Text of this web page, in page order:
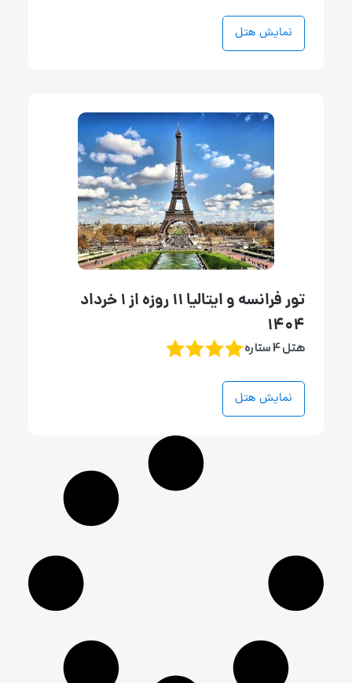
نمایش هتل
تور فرانسه و ایتالیا 11 روزه از 1 خرداد
1404
هتل 4 ستاره
نمایش هتل